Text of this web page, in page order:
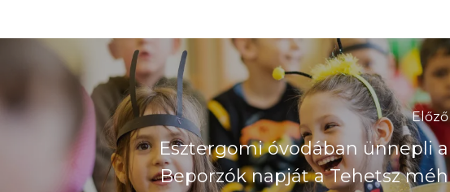
Előző
Esztergomi óvodában ünnepli a
Beporzók napját a Tehetsz méh